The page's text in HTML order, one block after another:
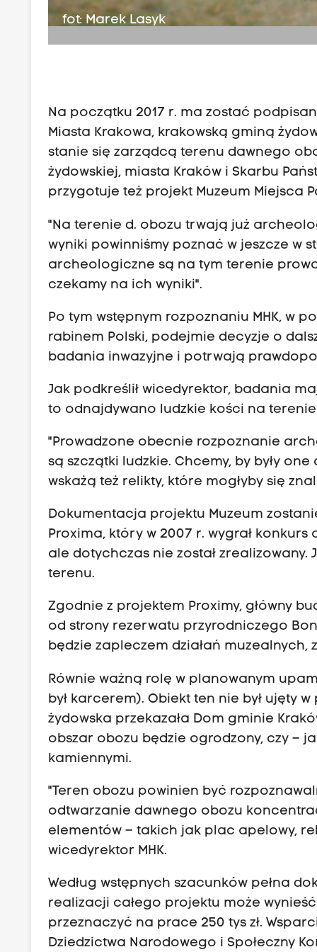
fot: Marek Lasyk
Na początku 2017 r. ma zostać
Miasta Krakowa, krakowską gminą
stanie się zarządcą terenu dawnego
żydowskiej, miasta Kraków i Skarbu
przygotuje też projekt Muzeum Miejsca
"Na terenie d. obozu trwają już
wyniki powinniśmy poznać w jeszcze w
archeologiczne są na tym terenie
czekamy na ich wyniki".
Po tym wstępnym rozpoznaniu MHK, w
rabinem Polski, podejmie decyzje o
badania inwazyjne i potrwają
Jak podkreślił wicedyrektor, badania
to odnajdywano ludzkie kości na
"Prowadzone obecnie rozpoznanie
są szczątki ludzkie. Chcemy, by były
wskażą też relikty, które mogłyby się
Dokumentacja projektu Muzeum
Proxima, który w 2007 r. wygrał
ale dotychczas nie został zrealizowany.
terenu.
Zgodnie z projektem Proximy, główny
od strony rezerwatu przyrodniczego
będzie zapleczem działań muzealnych,
Równie ważną rolę w planowanym
był karcerem). Obiekt ten nie był ujęty
żydowska przekazała Dom gminie
obszar obozu będzie ogrodzony, czy –
kamiennymi.
"Teren obozu powinien być
odtwarzanie dawnego obozu
elementów – takich jak plac apelowy,
wicedyrektor MHK.
Według wstępnych szacunków pełna
realizacji całego projektu może wynieść
przeznaczyć na prace 250 tys zł.
Dziedzictwa Narodowego i Społeczny